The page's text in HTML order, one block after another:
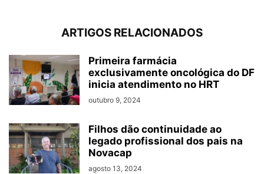
ARTIGOS RELACIONADOS
Primeira farmácia
exclusivamente oncológica do DF
inicia atendimento no HRT
outubro 9, 2024
Filhos dão continuidade ao
legado profissional dos pais na
Novacap
agosto 13, 2024